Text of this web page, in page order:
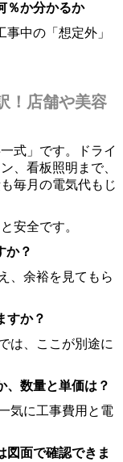
％か分かるか
中の「想定外」
！店舗や美容
式」です。ドライ
、看板照明まで、
毎月の電気代もじ
安全です。
か？
、余裕を見てもら
すか？
は、ここが別途に
、数量と単価は？
気に工事費用と電
図面で確認できま